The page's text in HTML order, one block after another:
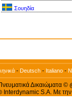
Σουηδία
- Deutsch- Italiano-
Δικαιώματα ©
Interdynamic S.A. Με την